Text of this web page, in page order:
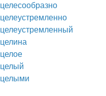
целесообразно
целеустремленно
целеустремленный
целина
целое
целый
целыми